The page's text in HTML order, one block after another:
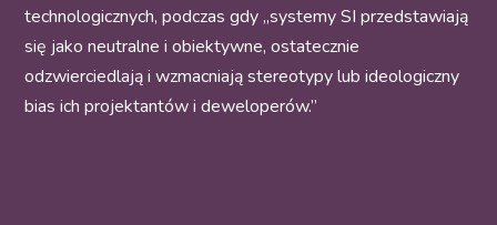
technologicznych, podczas gdy „systemy SI przedstawiają
się jako neutralne i obiektywne, ostatecznie
odzwierciedlają i wzmacniają stereotypy lub ideologiczny
bias ich projektantów i deweloperów.”